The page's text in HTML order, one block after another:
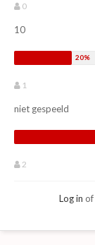
0
10
1
niet gespeeld
2
Log in of